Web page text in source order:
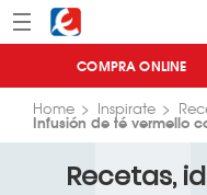
Menú Eroski
COMPRA ONLINE
Home Inspirate
Infusión de té vermello
Recetas,